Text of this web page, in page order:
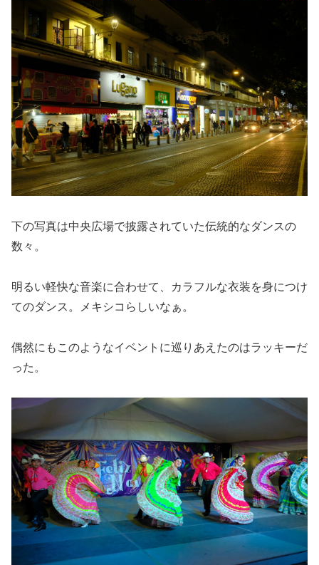
下の写真は中央広場で披露されていた伝統的なダンスの
数々。
明るい軽快な音楽に合わせて、カラフルな衣装を身につけ
てのダンス。メキシコらしいなぁ。
偶然にもこのようなイベントに巡りあえたのはラッキーだ
った。